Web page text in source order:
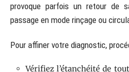
provoque parfois un retour de
passage en mode rinçage ou
Pour affiner votre diagnostic,
Vérifiez l’étanchéité de